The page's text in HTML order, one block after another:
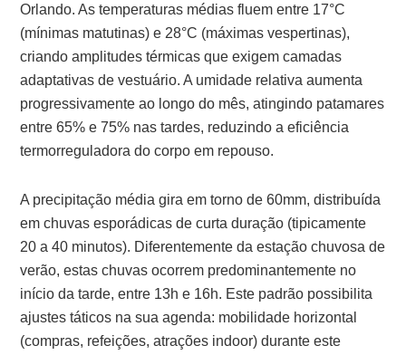
Orlando. As temperaturas médias fluem entre 17°C
(mínimas matutinas) e 28°C (máximas vespertinas),
criando amplitudes térmicas que exigem camadas
adaptativas de vestuário. A umidade relativa aumenta
progressivamente ao longo do mês, atingindo patamares
entre 65% e 75% nas tardes, reduzindo a eficiência
termorreguladora do corpo em repouso.
A precipitação média gira em torno de 60mm, distribuída
em chuvas esporádicas de curta duração (tipicamente
20 a 40 minutos). Diferentemente da estação chuvosa de
verão, estas chuvas ocorrem predominantemente no
início da tarde, entre 13h e 16h. Este padrão possibilita
ajustes táticos na sua agenda: mobilidade horizontal
(compras, refeições, atrações indoor) durante este